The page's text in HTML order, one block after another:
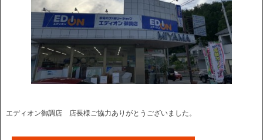
エディオン御調店 店長様ご協力ありがとうございました。